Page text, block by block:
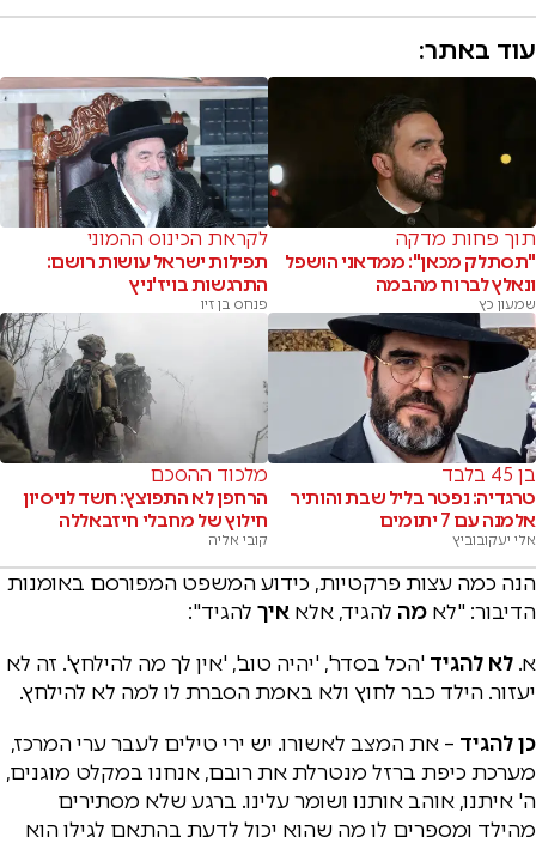
עוד באתר:
תוך פחות מדקה
"תסתלק מכאן": ממדאני הושפל
ונאלץ לברוח מהבמה
שמעון כץ
לקראת הכינוס ההמוני
תפילות ישראל עושות רושם:
התרגשות בויז'ניץ
פנחס בן זיו
בן 45 בלבד
טרגדיה: נפטר בליל שבת והותיר
אלמנה עם 7 יתומים
אלי יעקובוביץ
מלכוד ההסכם
הרחפן לא התפוצץ: חשד לניסיון
חילוץ של מחבלי חיזבאללה
קובי אליה
הנה כמה עצות פרקטיות, כידוע המשפט המפורסם באומנות
הדיבור: "לא מה להגיד, אלא איך להגיד":
א. לא להגיד 'הכל בסדר', 'יהיה טוב', 'אין לך מה להילחץ'. זה לא
יעזור. הילד כבר לחוץ ולא באמת הסברת לו למה לא להילחץ.
כן להגיד – את המצב לאשורו. יש ירי טילים לעבר ערי המרכז,
מערכת כיפת ברזל מנטרלת את רובם, אנחנו במקלט מוגנים,
ה' איתנו, אוהב אותנו ושומר עלינו. ברגע שלא מסתירים
מהילד ומספרים לו מה שהוא יכול לדעת בהתאם לגילו הוא